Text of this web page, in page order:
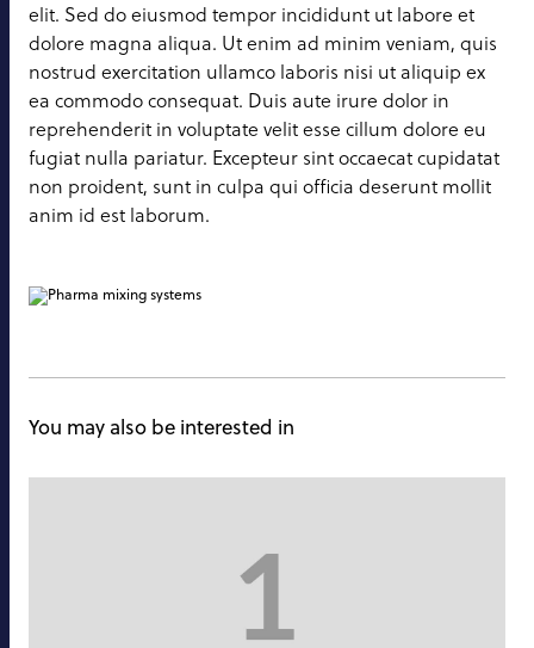
elit. Sed do eiusmod tempor incididunt ut labore et
dolore magna aliqua. Ut enim ad minim veniam, quis
nostrud exercitation ullamco laboris nisi ut aliquip ex
ea commodo consequat. Duis aute irure dolor in
reprehenderit in voluptate velit esse cillum dolore eu
fugiat nulla pariatur. Excepteur sint occaecat cupidatat
non proident, sunt in culpa qui officia deserunt mollit
anim id est laborum.
You may also be interested in